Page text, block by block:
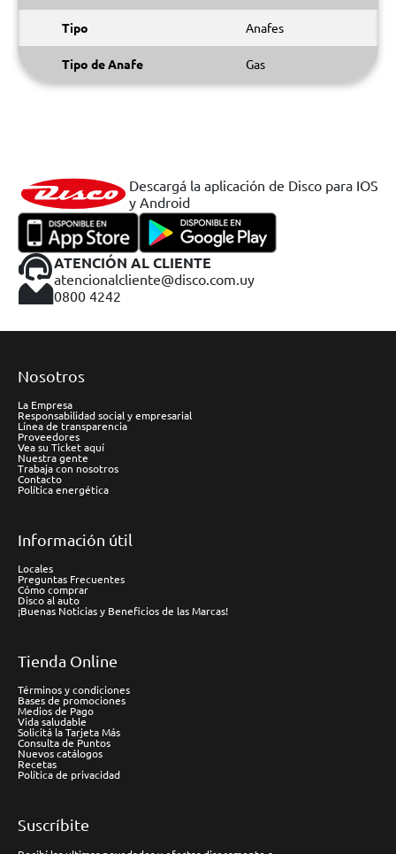
Tipo Anafes
Tipo de Anafe Gas
Descargá la aplicación de Disco para IOS
y Android
ATENCIÓN AL CLIENTE
atencionalcliente@disco.com.uy
0800 4242
Nosotros
La Empresa
Responsabilidad social y empresarial
Línea de transparencia
Proveedores
Vea su Ticket aquí
Nuestra gente
Trabaja con nosotros
Contacto
Política energética
Información útil
Locales
Preguntas Frecuentes
Cómo comprar
Disco al auto
¡Buenas Noticias y Beneficios de las Marcas!
Tienda Online
Términos y condiciones
Bases de promociones
Medios de Pago
Vida saludable
Solicitá la Tarjeta Más
Consulta de Puntos
Nuevos catálogos
Recetas
Política de privacidad
Suscríbite